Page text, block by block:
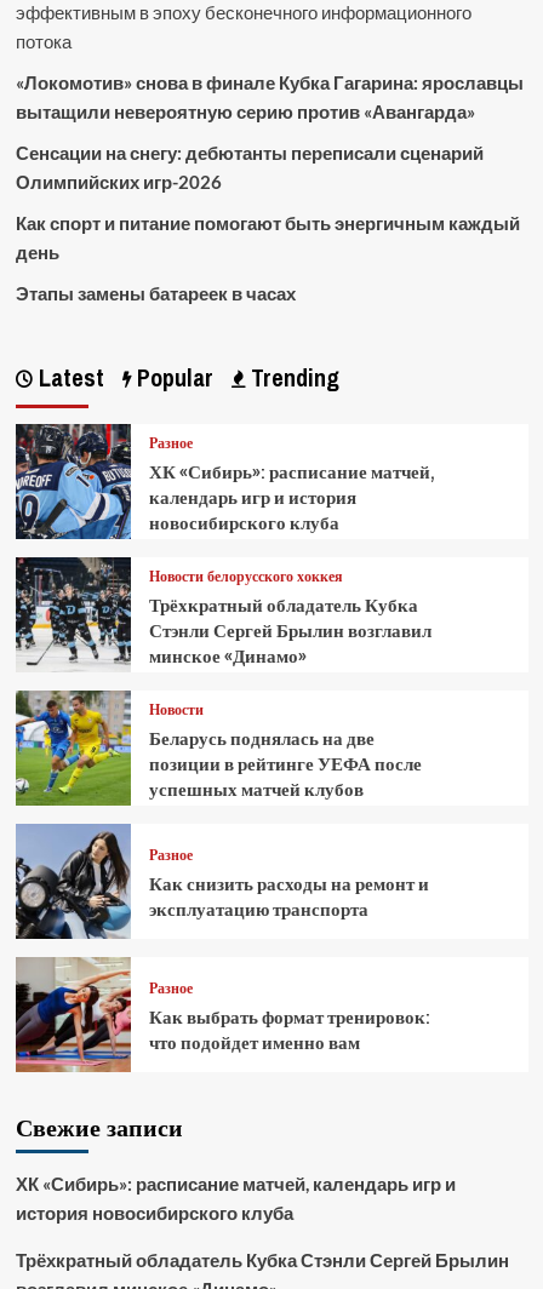
эффективным в эпоху бесконечного информационного
потока
«Локомотив» снова в финале Кубка Гагарина: ярославцы
вытащили невероятную серию против «Авангарда»
Сенсации на снегу: дебютанты переписали сценарий
Олимпийских игр-2026
Как спорт и питание помогают быть энергичным каждый
день
Этапы замены батареек в часах
Latest Popular Trending
Разное
ХК «Сибирь»: расписание матчей,
календарь игр и история
новосибирского клуба
Новости белорусского хоккея
Трёхкратный обладатель Кубка
Стэнли Сергей Брылин возглавил
минское «Динамо»
Новости
Беларусь поднялась на две
позиции в рейтинге УЕФА после
успешных матчей клубов
Разное
Как снизить расходы на ремонт и
эксплуатацию транспорта
Разное
Как выбрать формат тренировок:
что подойдет именно вам
Свежие записи
ХК «Сибирь»: расписание матчей, календарь игр и
история новосибирского клуба
Трёхкратный обладатель Кубка Стэнли Сергей Брылин